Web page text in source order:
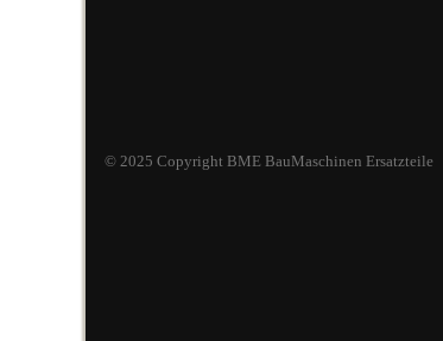
© 2025 Copyright BME BauMaschinen Ersatzteile